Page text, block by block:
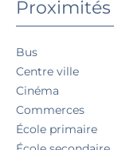
Proximités
Bus
Centre ville
Cinéma
Commerces
École primaire